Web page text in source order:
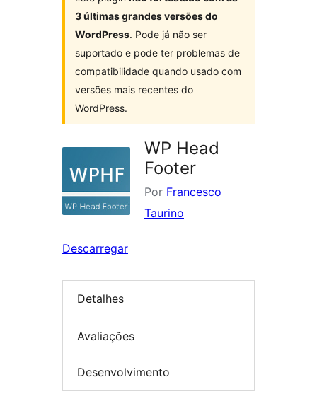
3 últimas grandes versões do
WordPress. Pode já não ser
suportado e pode ter problemas de
compatibilidade quando usado com
versões mais recentes do
WordPress.
WP Head
Footer
Por Francesco
Taurino
Descarregar
Detalhes
Avaliações
Desenvolvimento